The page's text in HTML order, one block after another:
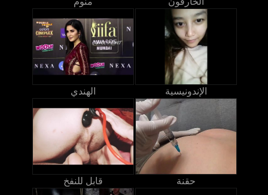
منوم الخارقون
الهندي الإندونيسية
قابل للنفخ حقنة